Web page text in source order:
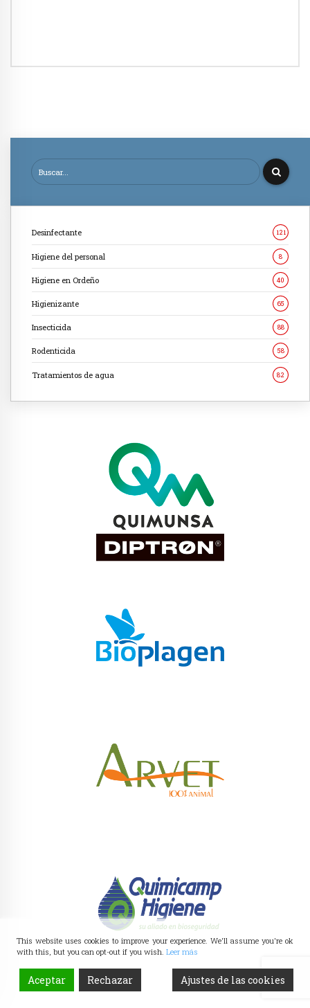
Desinfectante 121
Higiene del personal 8
Higiene en Ordeño 40
Higienizante 65
Insecticida 88
Rodenticida 58
Tratamientos de agua 82
This website uses cookies to improve your experience. We'll assume you're ok
with this, but you can opt-out if you wish. Leer más
Aceptar Rechazar Ajustes de las cookies